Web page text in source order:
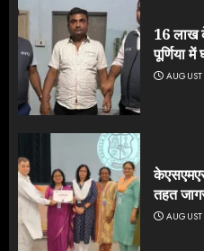
16 लाख
पूर्णिया
तहत